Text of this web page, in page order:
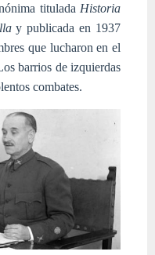
titulada Historia
y publicada en 1937
que lucharon en el
barrios de izquierdas
combates.